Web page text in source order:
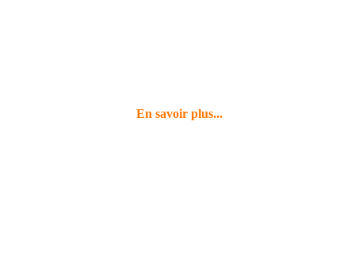
En savoir plus...